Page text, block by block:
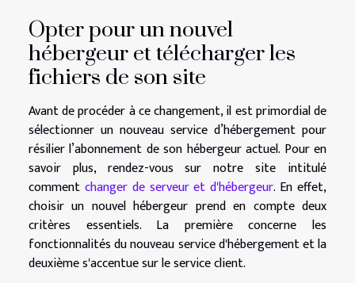
Opter pour un nouvel
hébergeur et télécharger les
fichiers de son site
Avant de procéder à ce changement, il est primordial de
sélectionner un nouveau service d’hébergement pour
résilier l’abonnement de son hébergeur actuel. Pour en
savoir plus, rendez-vous sur notre site intitulé
comment changer de serveur et d'hébergeur. En effet,
choisir un nouvel hébergeur prend en compte deux
critères essentiels. La première concerne les
fonctionnalités du nouveau service d'hébergement et la
deuxième s'accentue sur le service client.